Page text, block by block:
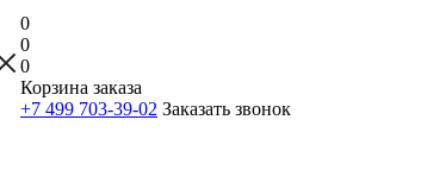
0
0
0
Корзина заказа
+7 499 703-39-02 Заказать звонок